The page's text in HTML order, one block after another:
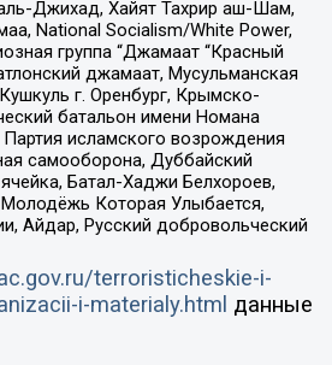
Джихад, Хайят Тахрир аш-Шам,
National Socialism/White Power,
группа “Джамаат “Красный
джамаат, Мусульманская
г. Оренбург, Крымско-
батальон имени Номана
исламского возрождения
самооборона, Дуббайский
Батал-Хаджи Белхороев,
Которая Улыбается,
Айдар, Русский добровольческий
terroristicheskie-i-
i-materialy.html данные